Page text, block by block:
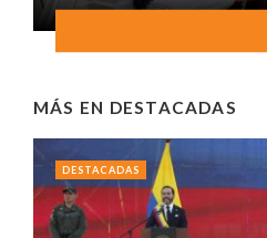
MÁS EN DESTACADAS
DESTACADAS